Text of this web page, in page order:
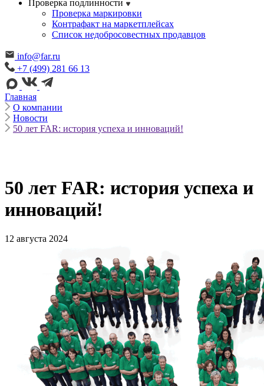
Проверка подлинности
Проверка маркировки
Контрафакт на маркетплейсах
Cписок недобросовестных продавцов
info@far.ru
+7 (499) 281 66 13
Главная
О компании
Новости
50 лет FAR: история успеха и инноваций!
50 лет FAR: история успеха и
инноваций!
12 августа 2024